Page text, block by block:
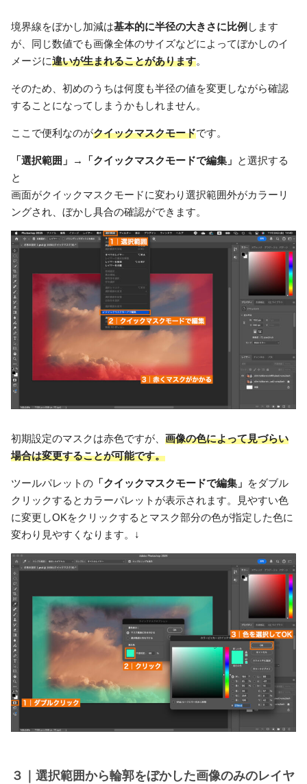
境界線をぼかし加減は基本的に半径の大きさに比例 します
が、同じ数値でも画像全体のサイズなどによってぼかしのイ
メージに違いが生まれることがあります。
そのため、初めのうちは何度も半径の値を変更しながら確認
することになってしまうかもしれません。
ここで便利なのがクイックマスクモードです。
「選択範囲」→「クイックマスクモードで編集」 と選択する
と
画面がクイックマスクモードに変わり選択範囲外がカラーリ
ングされ、ぼかし具合の確認ができます。
初期設定のマスクは赤色ですが、 画像の色によって見づらい
場合は変更することが可能です。
ツールパレットの 「クイックマスクモードで編集」 をダブル
クリックするとカラーパレットが表示されます。見やすい色
に変更しOKをクリックするとマスク部分の色が指定した色に
変わり見やすくなります。↓
３｜選択範囲から輪郭をぼかした画像のみのレイヤ